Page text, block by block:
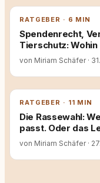
RATGEBER · 6 MIN
Spendenrecht,
Tierschutz:
von Miriam Schäfer ·
RATGEBER · 11 MIN
Die Rassewahl:
passt. Oder das
von Miriam Schäfer ·